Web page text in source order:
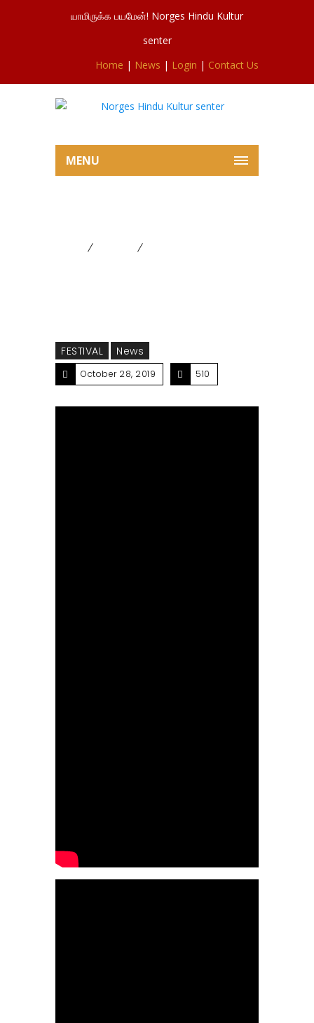
யாமிருக்க பயமேன்! Norges Hindu Kultur
senter
Home | News | Login | Contact Us
MENU
FESTIVAL News
October 28, 2019 510